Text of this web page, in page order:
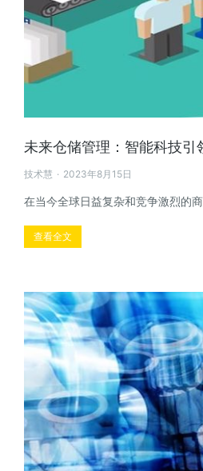
未来仓储管理：智能科技引
技术慧 2023年8月15日
在当今全球日益复杂和竞争激烈的
查看全文